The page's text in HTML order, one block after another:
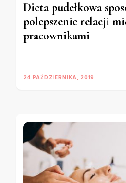
Dieta pudełkowa
polepszenie relacji
pracownikami
24 PAŹDZIERNIKA, 2019